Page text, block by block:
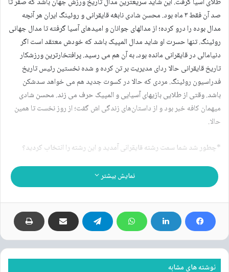
صد آن فقط ۳ ماه بود. محسن شادی نابغه قایقرانی و روئینگ ایران هر آنچه
مدال بوده را درو کرده؛ از مدالهای جوانان و امیدهای آسیا گرفته تا مدال جهانی
روئینگ. تنها حسرت او شاید مدال المپیک باشد که خودش معتقد است اگر
دنیامالی در قایقرانی مانده بود، به آن هم می رسید. پرافتخارترین ورزشکار
تاریخ قایقرانی حالا ردای مدیریت بر تن کرده و شده نخستین رئیس تاریخ
فدراسیون روئینگ. مردی که حالا در کسوت جدید هم می خواهد سدشکن
باشد. وقتی از طلایی بازیهای آسیایی و المپیک حرف می زند. محسن شادی
میهمان کافه خبر بود و از داستان‌های زندگی اش گفت؛ از روز نخست تا همین
حالا.
*چطور شد شما سمت رشته قایقرانی آمدید و این رشته را انتخاب کردید؟
اول از شما و همکارانتان تشکر می‌کنم و ضمن تسلیت شهادت رهبر عزیزمان،
جمعی از فرماندهان و هموطنان و همینطور دانش‌آموزان که در مدرسه میناب
که توسط رژیم جنایتکار آمریکا و رژیم صهیونیستی شهید شدند و داغی بر دل
ملت ایران و جامعه ورزش نشاندند که در این مدت در کنار نیروهای مسلح و در
کنار مردم، در کف خیابان‌ها بودند؛ امیدواریم هر چه زودتر این اتفاقات با
پیروزی رزمندگان جمهوری اسلامی تمام شود.
نمایش بیشتر
نوشته های مشابه